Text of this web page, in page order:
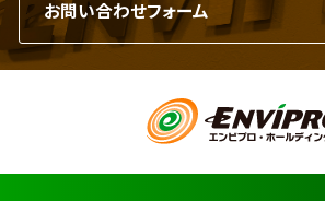
お問い合わせフォーム